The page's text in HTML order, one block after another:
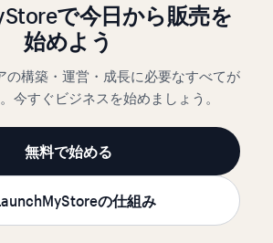
で今日から販売を
始めよう
の構築・運営・成長に必要なすべてが
今すぐビジネスを始めましょう。
無料で始める
の仕組み